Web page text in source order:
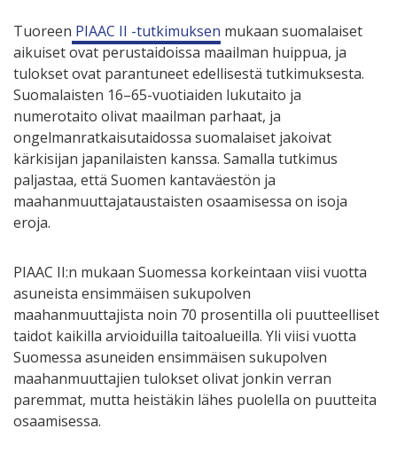
Tuoreen PIAAC II -tutkimuksen mukaan suomalaiset
aikuiset ovat perustaidoissa maailman huippua, ja
tulokset ovat parantuneet edellisestä tutkimuksesta.
Suomalaisten 16–65-vuotiaiden lukutaito ja
numerotaito olivat maailman parhaat, ja
ongelmanratkaisutaidossa suomalaiset jakoivat
kärkisijan japanilaisten kanssa. Samalla tutkimus
paljastaa, että Suomen kantaväestön ja
maahanmuuttajataustaisten osaamisessa on isoja
eroja.
PIAAC II:n mukaan Suomessa korkeintaan viisi vuotta
asuneista ensimmäisen sukupolven
maahanmuuttajista noin 70 prosentilla oli puutteelliset
taidot kaikilla arvioiduilla taitoalueilla. Yli viisi vuotta
Suomessa asuneiden ensimmäisen sukupolven
maahanmuuttajien tulokset olivat jonkin verran
paremmat, mutta heistäkin lähes puolella on puutteita
osaamisessa.